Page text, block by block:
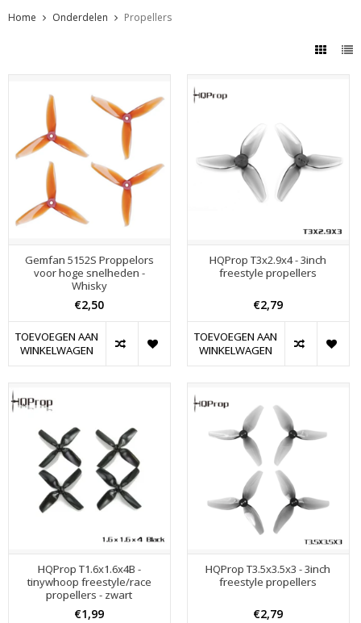
Home Onderdelen Propellers
Gemfan 5152S Proppelors
voor hoge snelheden -
Whisky
€2,50
TOEVOEGEN AAN
WINKELWAGEN
HQProp T3x2.9x4 - 3inch
freestyle propellers
€2,79
TOEVOEGEN AAN
WINKELWAGEN
HQProp T1.6x1.6x4B -
tinywhoop freestyle/race
propellers - zwart
€1,99
HQProp T3.5x3.5x3 - 3inch
freestyle propellers
€2,79